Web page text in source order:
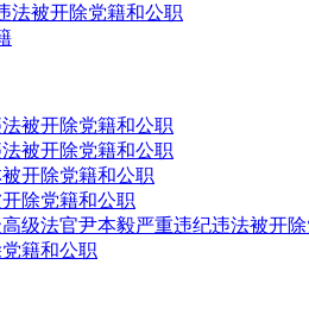
法被开除党籍和公职
被开除党籍和公职
被开除党籍和公职
开除党籍和公职
除党籍和公职
级法官尹本毅严重违纪违法被开
籍和公职